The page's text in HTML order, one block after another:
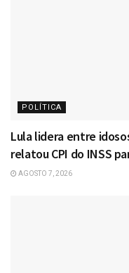
POLÍTICA
Lula lidera entre
relatou CPI do INSS
AGOSTO 7, 2026